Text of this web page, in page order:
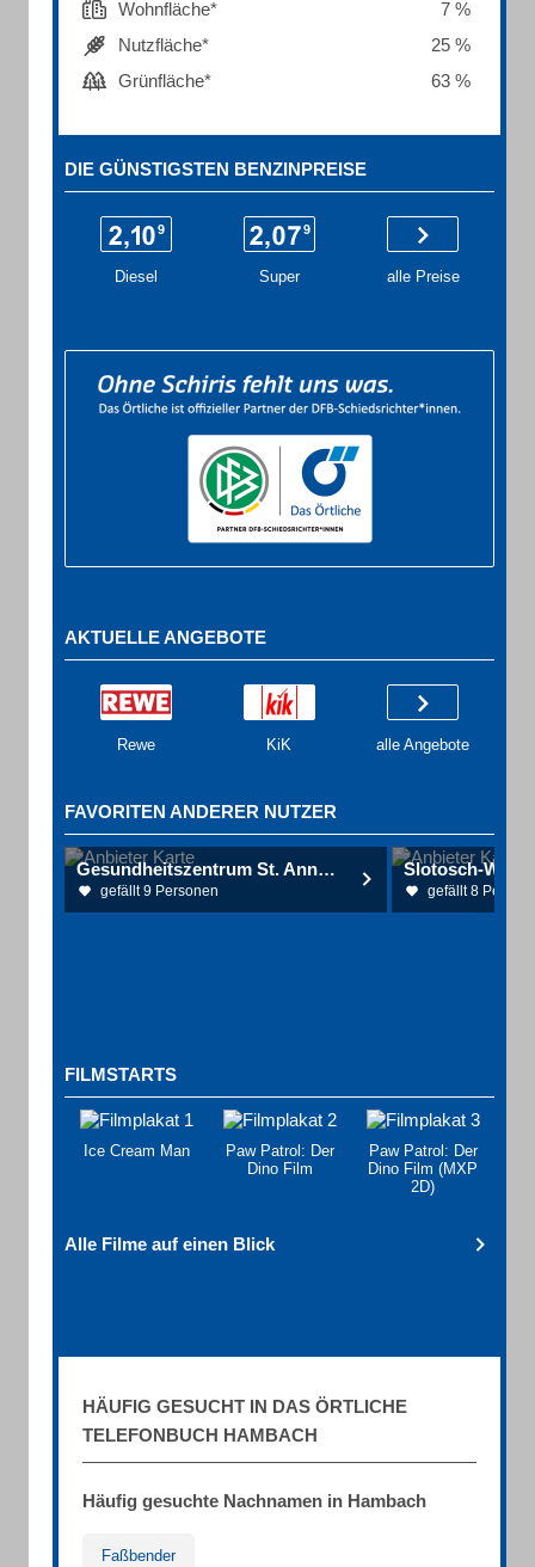
Wohnfläche*
7 %
Nutzfläche*
25 %
Grünfläche*
63 %
DIE GÜNSTIGSTEN BENZINPREISE
Diesel Super alle Preise
AKTUELLE ANGEBOTE
Rewe KiK alle Angebote
FAVORITEN ANDERER NUTZER
Gesundheitszentrum St. Anna - Krankenhausgesellschaft St. Vincenz mbH
gefällt 9 Personen gefällt 8
FILMSTARTS
Ice Cream Man
Paw Patrol: Der
Dino Film
Paw Patrol: Der
Dino Film (MXP
2D)
Alle Filme auf einen Blick
HÄUFIG GESUCHT IN DAS ÖRTLICHE
TELEFONBUCH HAMBACH
Häufig gesuchte Nachnamen in Hambach
Faßbender